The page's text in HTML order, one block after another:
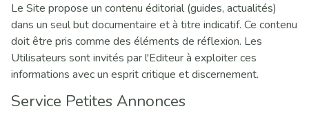
Le Site propose un contenu éditorial (guides, actualités)
dans un seul but documentaire et à titre indicatif. Ce contenu
doit être pris comme des éléments de réflexion. Les
Utilisateurs sont invités par l'Editeur à exploiter ces
informations avec un esprit critique et discernement.
Service Petites Annonces